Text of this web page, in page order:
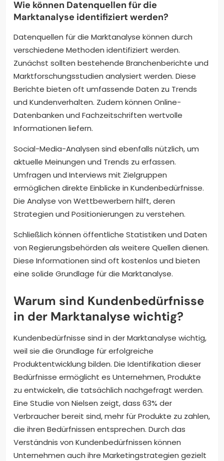
Wie können Datenquellen für die
Marktanalyse identifiziert werden?
Datenquellen für die Marktanalyse können durch
verschiedene Methoden identifiziert werden.
Zunächst sollten bestehende Branchenberichte und
Marktforschungsstudien analysiert werden. Diese
Berichte bieten oft umfassende Daten zu Trends
und Kundenverhalten. Zudem können Online-
Datenbanken und Fachzeitschriften wertvolle
Informationen liefern.
Social-Media-Analysen sind ebenfalls nützlich, um
aktuelle Meinungen und Trends zu erfassen.
Umfragen und Interviews mit Zielgruppen
ermöglichen direkte Einblicke in Kundenbedürfnisse.
Die Analyse von Wettbewerbern hilft, deren
Strategien und Positionierungen zu verstehen.
Schließlich können öffentliche Statistiken und Daten
von Regierungsbehörden als weitere Quellen dienen.
Diese Informationen sind oft kostenlos und bieten
eine solide Grundlage für die Marktanalyse.
Warum sind Kundenbedürfnisse
in der Marktanalyse wichtig?
Kundenbedürfnisse sind in der Marktanalyse wichtig,
weil sie die Grundlage für erfolgreiche
Produktentwicklung bilden. Die Identifikation dieser
Bedürfnisse ermöglicht es Unternehmen, Produkte
zu entwickeln, die tatsächlich nachgefragt werden.
Eine Studie von Nielsen zeigt, dass 63% der
Verbraucher bereit sind, mehr für Produkte zu zahlen,
die ihren Bedürfnissen entsprechen. Durch das
Verständnis von Kundenbedürfnissen können
Unternehmen auch ihre Marketingstrategien gezielt